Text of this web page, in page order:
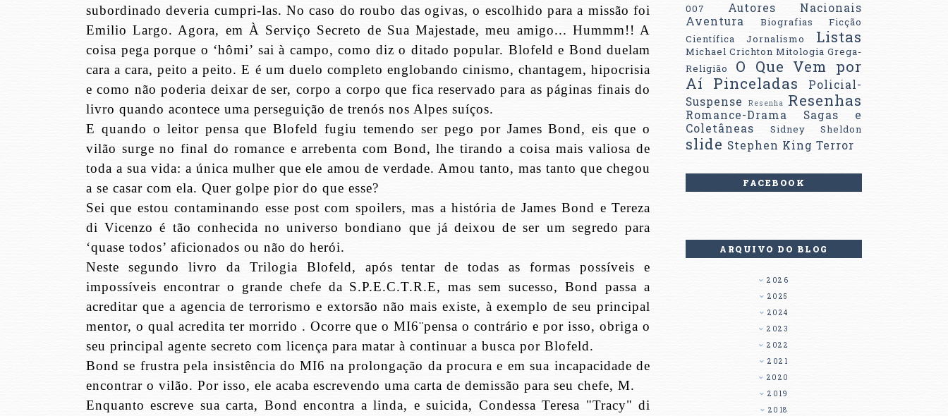
subordinado deveria cumpri-las. No caso do roubo das ogivas, o escolhido para a missão foi
Emilio Largo. Agora, em À Serviço Secreto de Sua Majestade, meu amigo... Hummm!! A
coisa pega porque o ‘hômi’ sai à campo, como diz o ditado popular. Blofeld e Bond duelam
cara a cara, peito a peito. E é um duelo completo englobando cinismo, chantagem, hipocrisia
e como não poderia deixar de ser, corpo a corpo que fica reservado para as páginas finais do
livro quando acontece uma perseguição de trenós nos Alpes suíços.
E quando o leitor pensa que Blofeld fugiu temendo ser pego por James Bond, eis que o
vilão surge no final do romance e arrebenta com Bond, lhe tirando a coisa mais valiosa de
toda a sua vida: a única mulher que ele amou de verdade. Amou tanto, mas tanto que chegou
a se casar com ela. Quer golpe pior do que esse?
Sei que estou contaminando esse post com spoilers, mas a história de James Bond e Tereza
di Vicenzo é tão conhecida no universo bondiano que já deixou de ser um segredo para
‘quase todos’ aficionados ou não do herói.
Neste segundo livro da Trilogia Blofeld, após tentar de todas as formas possíveis e
impossíveis encontrar o grande chefe da S.P.E.C.T.R.E, mas sem sucesso, Bond passa a
acreditar que a agencia de terrorismo e extorsão não mais existe, à exemplo de seu principal
mentor, o qual acredita ter morrido . Ocorre que o MI6¨pensa o contrário e por isso, obriga o
seu principal agente secreto com licença para matar à continuar a busca por Blofeld.
Bond se frustra pela insistência do MI6 na prolongação da procura e em sua incapacidade de
encontrar o vilão. Por isso, ele acaba escrevendo uma carta de demissão para seu chefe, M.
Enquanto escreve sua carta, Bond encontra a linda, e suicida, Condessa Teresa "Tracy" di
007
Autores Nacionais
Aventura
Biografias
Ficção
Científica
Jornalismo Listas
Michael Crichton Mitologia Grega-
Religião
O Que Vem por
Aí Pinceladas
Policial-
Suspense
Resenha Resenhas
Romance-Drama
Sagas e
Coletâneas
Sidney Sheldon
slide Stephen King Terror
FACEBOOK
ARQUIVO DO BLOG
2026
2025
2024
2023
2022
2021
2020
2019
2018